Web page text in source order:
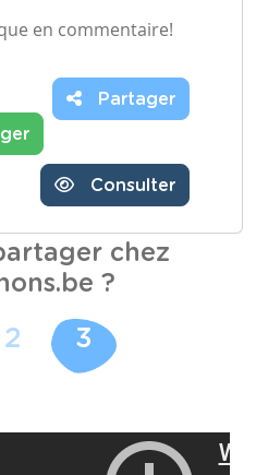
en commentaire!
Partager
Consulter
chez
?
2 3